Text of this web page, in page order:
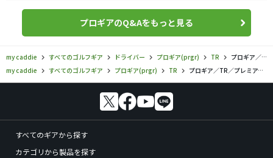
プロギアのQ&Aをもっと見る
my caddie すべてのゴルフギア ドライバー プロギア(prgr) TR
プロギア／TR／プレミアム・レッド TR-X 505 ドライバーの口コミ評価
my caddie
すべてのゴルフギア プロギア(prgr) TR プロギア／TR／プレミアム・レッド TR-X 505 ドライバーの口コミ評価
すべてのギアから探す
カテゴリから製品を探す